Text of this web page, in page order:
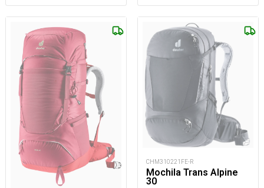
CHM310221FE-R
Mochila Trans Alpine
30